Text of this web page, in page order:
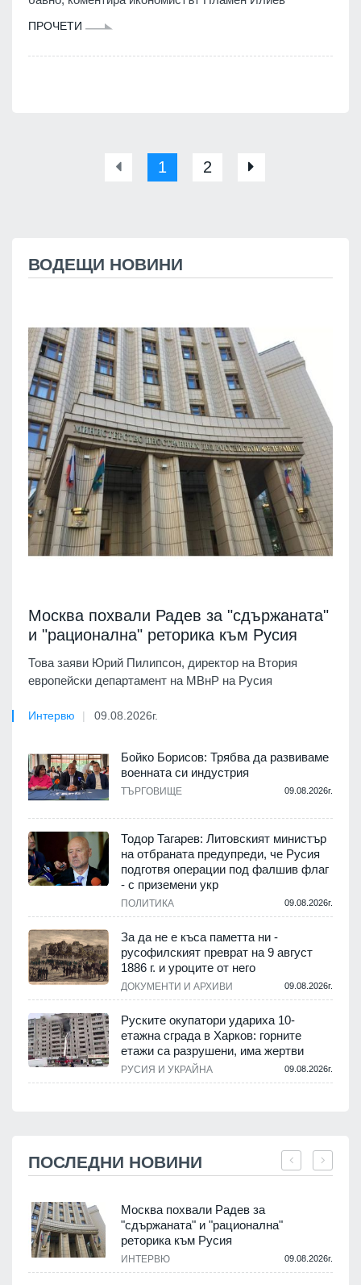
ПРОЧЕТИ
1 2
ВОДЕЩИ НОВИНИ
Москва похвали Радев за "сдържаната"
и "рационална" реторика към Русия
Това заяви Юрий Пилипсон, директор на Втория
европейски департамент на МВнР на Русия
Интервю 09.08.2026г.
Бойко Борисов: Трябва да развиваме
военната си индустрия
ТЪРГОВИЩЕ 09.08.2026г.
Тодор Тагарев: Литовският министър
на отбраната предупреди, че Русия
подготвя операции под фалшив флаг
- с приземени укр
ПОЛИТИКА 09.08.2026г.
За да не е къса паметта ни -
русофилският преврат на 9 август
1886 г. и уроците от него
ДОКУМЕНТИ И АРХИВИ 09.08.2026г.
Руските окупатори удариха 10-
етажна сграда в Харков: горните
етажи са разрушени, има жертви
РУСИЯ И УКРАЙНА 09.08.2026г.
ПОСЛЕДНИ НОВИНИ
Москва похвали Радев за
"сдържаната" и "рационална"
реторика към Русия
ИНТЕРВЮ 09.08.2026г.